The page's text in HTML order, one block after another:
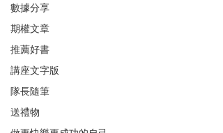
數據分享
期權文章
推薦好書
講座文字版
隊長隨筆
送禮物